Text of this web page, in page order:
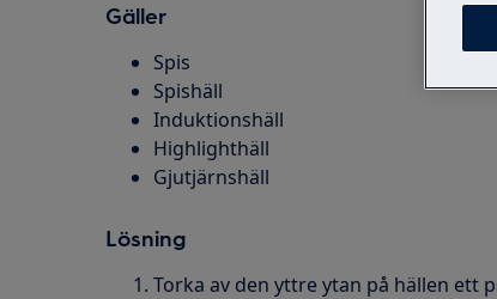
Gäller
Spis
Spishäll
Induktionshäll
Highlighthäll
Gjutjärnshäll
Lösning
Torka av den yttre ytan på hällen ett